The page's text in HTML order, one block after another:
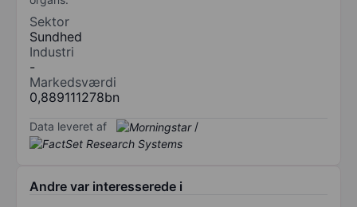
Sektor
Sundhed
Industri
-
Markedsværdi
0,889111278bn
Data leveret af /
Andre var interesserede i